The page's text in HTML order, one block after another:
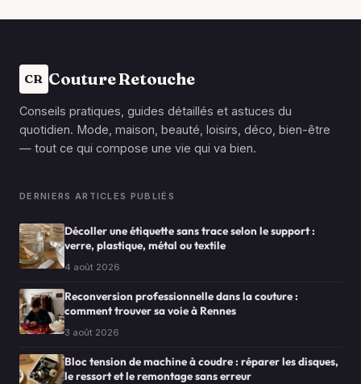
CR Couture Retouche
Conseils pratiques, guides détaillés et astuces du
quotidien. Mode, maison, beauté, loisirs, déco, bien-être
— tout ce qui compose une vie qui va bien.
DERNIERS ARTICLES PUBLIÉS
Décoller une étiquette sans trace selon le support :
verre, plastique, métal ou textile
4 août 2026
Reconversion professionnelle dans la couture :
comment trouver sa voie à Rennes
3 août 2026
Bloc tension de machine à coudre : réparer les disques,
le ressort et le remontage sans erreur